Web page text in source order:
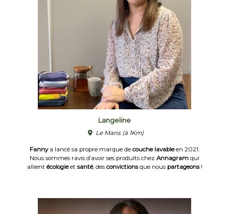
Langeline
Le Mans(à 1Km)
Fannya lancé sa propre marque de couche lavableen 2021.
Nous sommes ravis d’avoir ses produits chez Annagram qui
allient écologieet santé, des convictionsque nous partageons!